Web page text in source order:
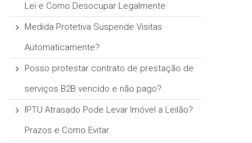
Lei e Como Desocupar Legalmente
Medida Protetiva Suspende Visitas
Automaticamente?
Posso protestar contrato de prestação de
serviços B2B vencido e não pago?
IPTU Atrasado Pode Levar Imóvel a Leilão?
Prazos e Como Evitar